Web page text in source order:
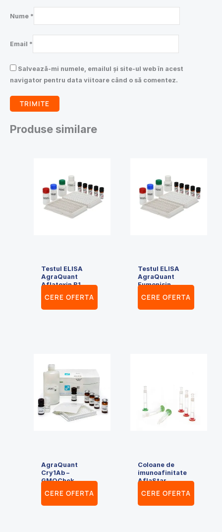
Nume *
Email *
Salvează-mi numele, emailul și site-ul web în acest
navigator pentru data viitoare când o să comentez.
Produse similare
Testul ELISA
AgraQuant
Aflatoxin B1
CERE OFERTA
Testul ELISA
AgraQuant
Fumonisin
CERE OFERTA
AgraQuant
Cry1Ab –
GMOChek
CERE OFERTA
Coloane de
imunoafinitate
AflaStar
CERE OFERTA